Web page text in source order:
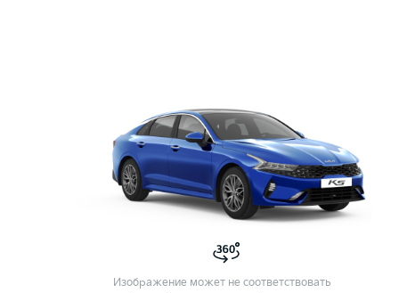
Изображение может не соответствовать